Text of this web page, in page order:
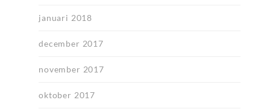
januari 2018
december 2017
november 2017
oktober 2017